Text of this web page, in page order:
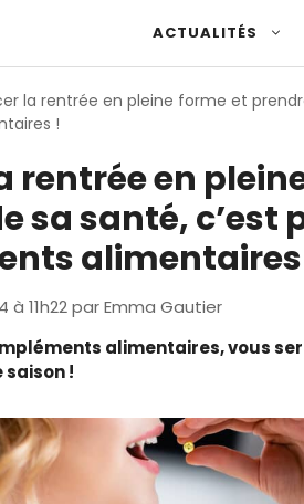
ACTUALITÉS
la rentrée en pleine forme et
!
rentrée en
sa santé, c’est
à 11h22parEmma Gautier
alimentaires, vous
!